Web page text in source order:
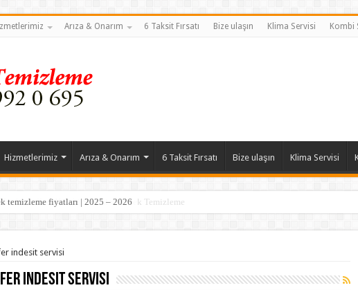
Arıza & Onarım 6 Taksit Fırsatı Bize ulaşın Klima Servisi Kombi
Hizmetlerimiz Arıza & Onarım 6 Taksit Fırsatı Bize ulaşın Klima Servisi
temizleme fiyatları | 2025 – 2026
Mahallesi Kombi Servisi ve Petek Temizleme
indesit servisi
indesit servisi